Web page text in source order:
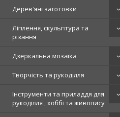
Дерев'яні заготовки
Ліплення, скульптура та
різання
Дзеркальна мозаїка
Творчість та рукоділля
Інструменти та приладдя для
рукоділля , хоббі та живопису